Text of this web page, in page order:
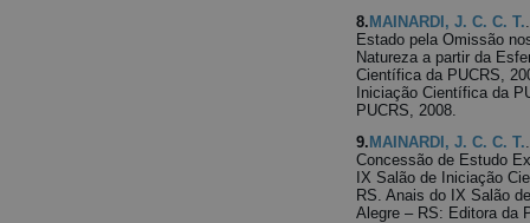
8. MAINARDI, J. C. C. T.
Estado pela Omissão
Natureza a partir da
Científica da PUCRS,
Iniciação Científica da
PUCRS, 2008.
9. MAINARDI, J. C. C. T.
Concessão de Estudo
IX Salão de Iniciação
RS. Anais do IX Salão
Alegre – RS: Editora da